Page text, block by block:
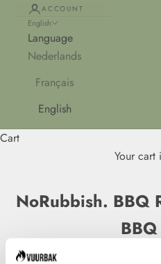
ACCOUNT
English
Language
Nederlands
Français
English
Cart
Your cart
NoRubbish. BBQ